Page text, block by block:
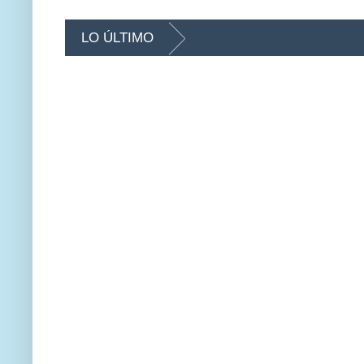
LO ÚLTIMO